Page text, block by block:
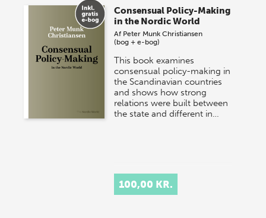
Consensual Policy-Making
in the Nordic World
Af Peter Munk Christiansen
(bog + e-bog)
This book examines
consensual policy-making in
the Scandinavian countries
and shows how strong
relations were built between
the state and different in…
100,00 KR.